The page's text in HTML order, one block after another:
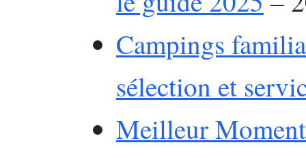
Campings
sélection et
Meilleur